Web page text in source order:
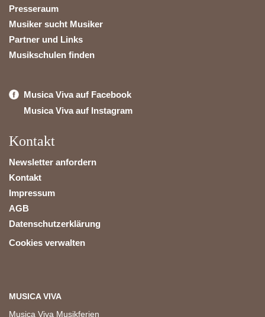
Presseraum
Musiker sucht Musiker
Partner und Links
Musikschulen finden
Musica Viva auf Facebook
Musica Viva auf Instagram
Kontakt
Newsletter anfordern
Kontakt
Impressum
AGB
Datenschutzerklärung
Cookies verwalten
MUSICA VIVA
Musica Viva Musikferien